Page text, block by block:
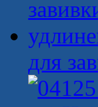
для